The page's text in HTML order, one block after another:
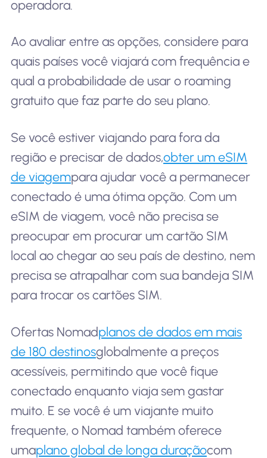
operadora.
Ao avaliar entre as opções, considere para
quais países você viajará com frequência e
qual a probabilidade de usar o roaming
gratuito que faz parte do seu plano.
Se você estiver viajando para fora da
região e precisar de dados,obter um eSIM
de viagempara ajudar você a permanecer
conectado é uma ótima opção. Com um
eSIM de viagem, você não precisa se
preocupar em procurar um cartão SIM
local ao chegar ao seu país de destino, nem
precisa se atrapalhar com sua bandeja SIM
para trocar os cartões SIM.
Ofertas Nomadplanos de dados em mais
de 180 destinosglobalmente a preços
acessíveis, permitindo que você fique
conectado enquanto viaja sem gastar
muito. E se você é um viajante muito
frequente, o Nomad também oferece
umaplano global de longa duraçãocom